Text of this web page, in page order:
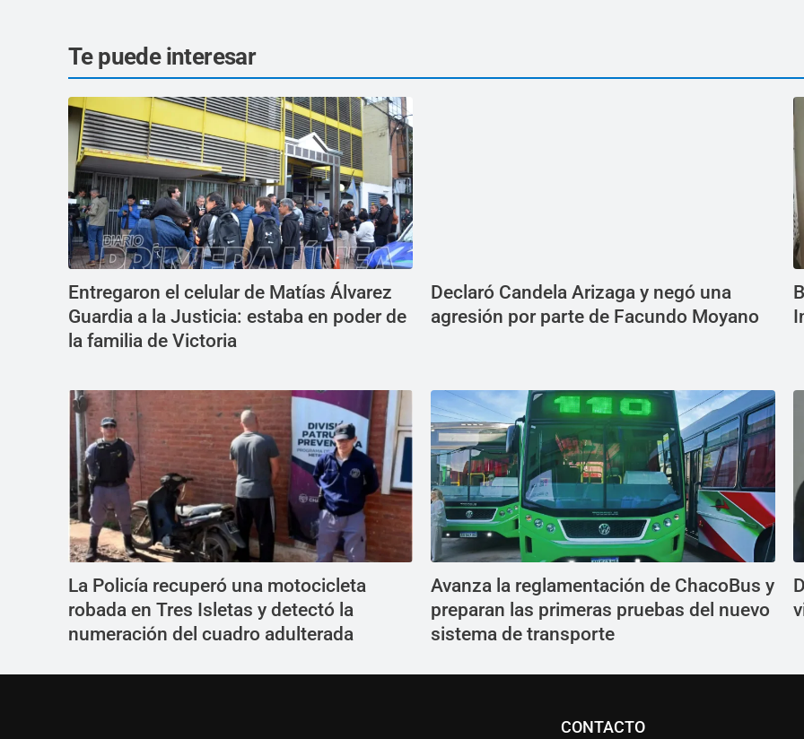
Te puede interesar
Entregaron el celular de Matías Álvarez
Guardia a la Justicia: estaba en poder de
la familia de Victoria
Declaró Candela Arizaga y negó una
agresión por parte de Facundo Moyano
La Policía recuperó una motocicleta
robada en Tres Isletas y detectó la
numeración del cuadro adulterada
Avanza la reglamentación de ChacoBus y
preparan las primeras pruebas del nuevo
sistema de transporte
CONTACTO